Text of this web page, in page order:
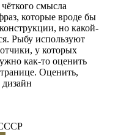
смысла
которые вроде бы
но какой-
Рыбу используют
у которых
как-то оценить
Оценить,